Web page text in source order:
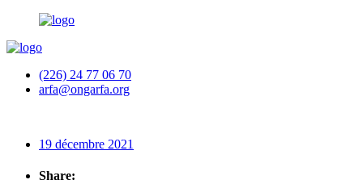
(226) 24 77 06 70
arfa@ongarfa.org
19 décembre 2021
Share: